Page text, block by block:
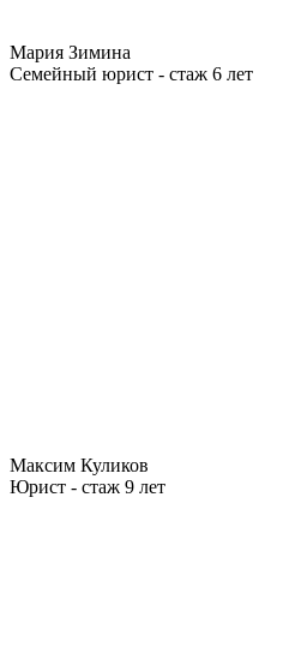
Мария Зимина
Семейный юрист - стаж 6 лет
Максим Куликов
Юрист - стаж 9 лет